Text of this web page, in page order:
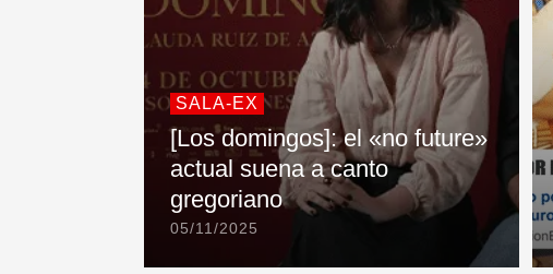
SALA-EX
[Los domingos]: el «no future»
actual suena a canto
gregoriano
05/11/2025